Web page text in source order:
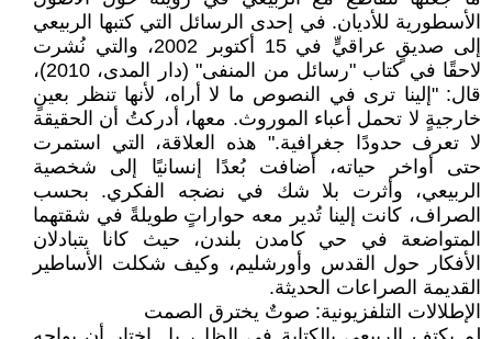
الأسطورية للأديان. في إحدى الرسائل التي كتبها الربيعي
إلى صديقٍ عراقيٍّ في 15 أكتوبر 2002، والتي نُشرت
لاحقًا في كتاب "رسائل من المنفى" (دار المدى، 2010)،
قال: "إلينا ترى في النصوص ما لا أراه، لأنها تنظر بعينٍ
خارجيةٍ لا تحمل أعباء الموروث. معها، أدركتُ أن الحقيقة
لا تعرف حدودًا جغرافية." هذه العلاقة، التي استمرت
حتى أواخر حياته، أضافت بُعدًا إنسانيًا إلى شخصية
الربيعي، وأثرت بلا شك في نضجه الفكري. بحسب
الصراف، كانت إلينا تُدير معه حواراتٍ طويلةً في شقتهما
المتواضعة في حي كامدن بلندن، حيث كانا يتبادلان
الأفكار حول القدس وأورشليم، وكيف شكلت الأساطير
القديمة الصراعات الحديثة.
الإطلالات التلفزيونية: صوتٌ يخترق الصمت